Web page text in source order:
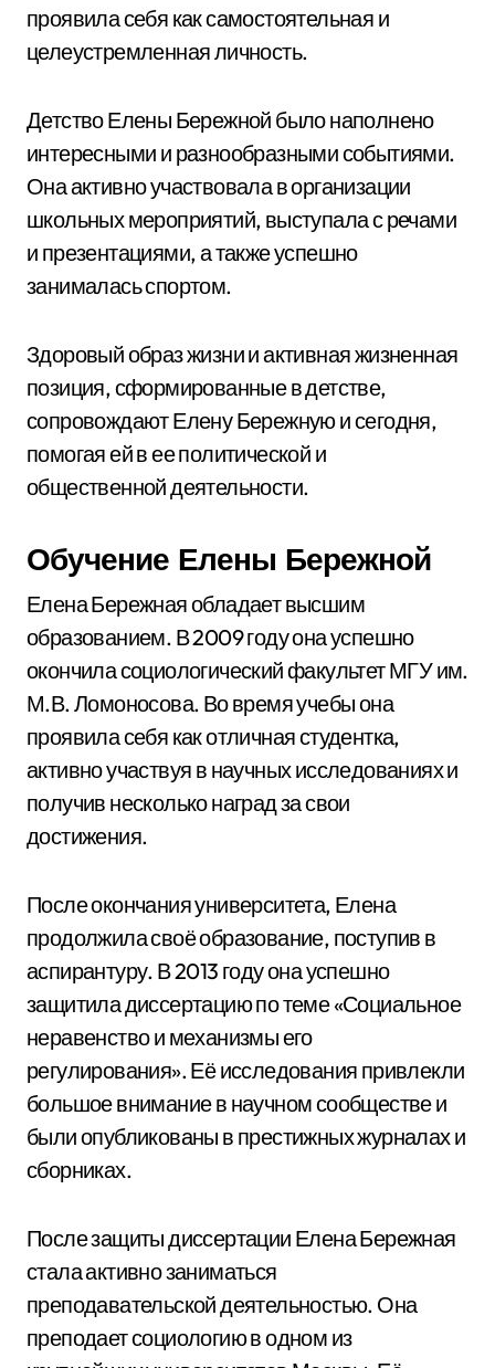
проявила себя как самостоятельная и
целеустремленная личность.
Детство Елены Бережной было наполнено
интересными и разнообразными событиями.
Она активно участвовала в организации
школьных мероприятий, выступала с речами
и презентациями, а также успешно
занималась спортом.
Здоровый образ жизни и активная жизненная
позиция, сформированные в детстве,
сопровождают Елену Бережную и сегодня,
помогая ей в ее политической и
общественной деятельности.
Обучение Елены Бережной
Елена Бережная обладает высшим
образованием. В 2009 году она успешно
окончила социологический факультет МГУ им.
М.В. Ломоносова. Во время учебы она
проявила себя как отличная студентка,
активно участвуя в научных исследованиях и
получив несколько наград за свои
достижения.
После окончания университета, Елена
продолжила своё образование, поступив в
аспирантуру. В 2013 году она успешно
защитила диссертацию по теме «Социальное
неравенство и механизмы его
регулирования». Её исследования привлекли
большое внимание в научном сообществе и
были опубликованы в престижных журналах и
сборниках.
После защиты диссертации Елена Бережная
стала активно заниматься
преподавательской деятельностью. Она
преподает социологию в одном из